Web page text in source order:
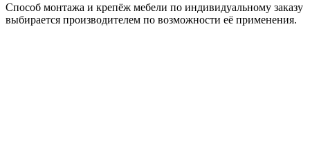
Способ монтажа и крепёж мебели по индивидуальному заказу
выбирается производителем по возможности её применения.